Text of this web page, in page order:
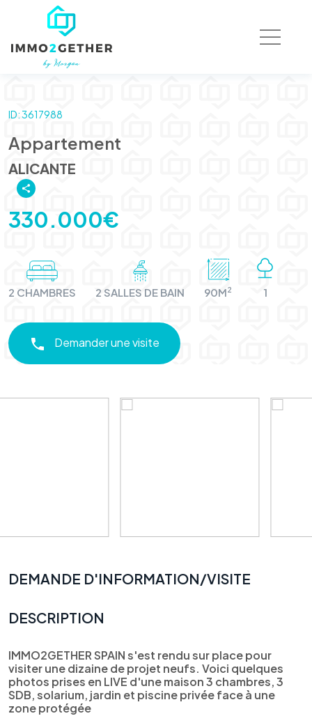
ID: 3617988
Appartement
ALICANTE
330.000€
2 CHAMBRES 2 SALLES DE BAIN 90M2 1
Demander une visite
DEMANDE D'INFORMATION/VISITE
DESCRIPTION
IMMO2GETHER SPAIN s'est rendu sur place pour
visiter une dizaine de projet neufs. Voici quelques
photos prises en LIVE d'une maison 3 chambres, 3
SDB, solarium, jardin et piscine privée face à une
zone protégée